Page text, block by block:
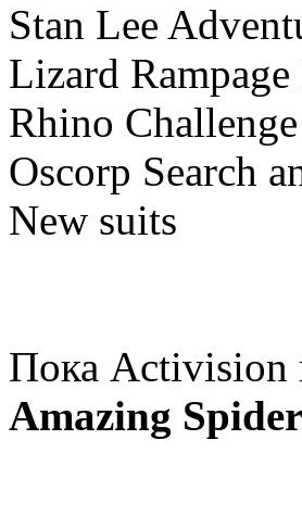
Stan Lee
Lizard Rampage
Rhino Challenge
Oscorp Search
New suits
Пока Activision
Amazing